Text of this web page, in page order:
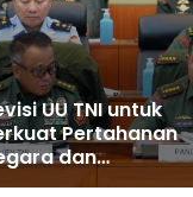
UU TNI untuk
Pertahanan
dan